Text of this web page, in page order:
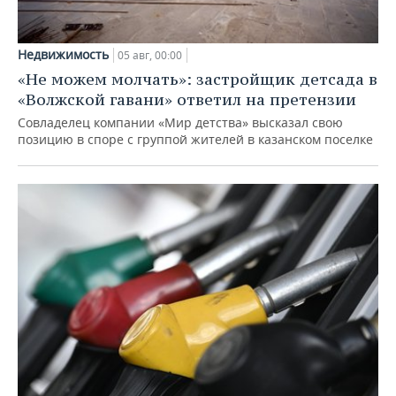
Недвижимость 05 авг, 00:00
«Не можем молчать»: застройщик детсада в
«Волжской гавани» ответил на претензии
Совладелец компании «Мир детства» высказал свою
позицию в споре с группой жителей в казанском поселке